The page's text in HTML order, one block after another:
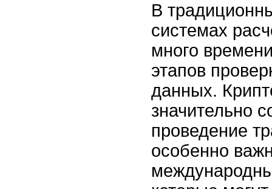
В
системах
много
этапов
данных.
значительно
проведение
особенно